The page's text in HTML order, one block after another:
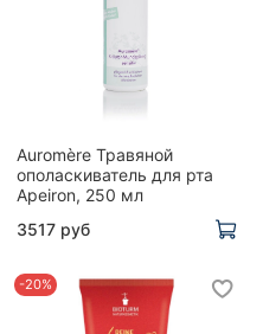
Auromère Травяной
ополаскиватель для рта
Apeiron, 250 мл
3517 руб
-20%